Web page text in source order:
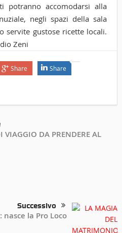
potranno accomodarsi alla
negli spazi della sala
servite gustose ricette locali.
Zeni
Share Share
VIAGGIO DA PRENDERE AL
Successivo
nasce la Pro Loco